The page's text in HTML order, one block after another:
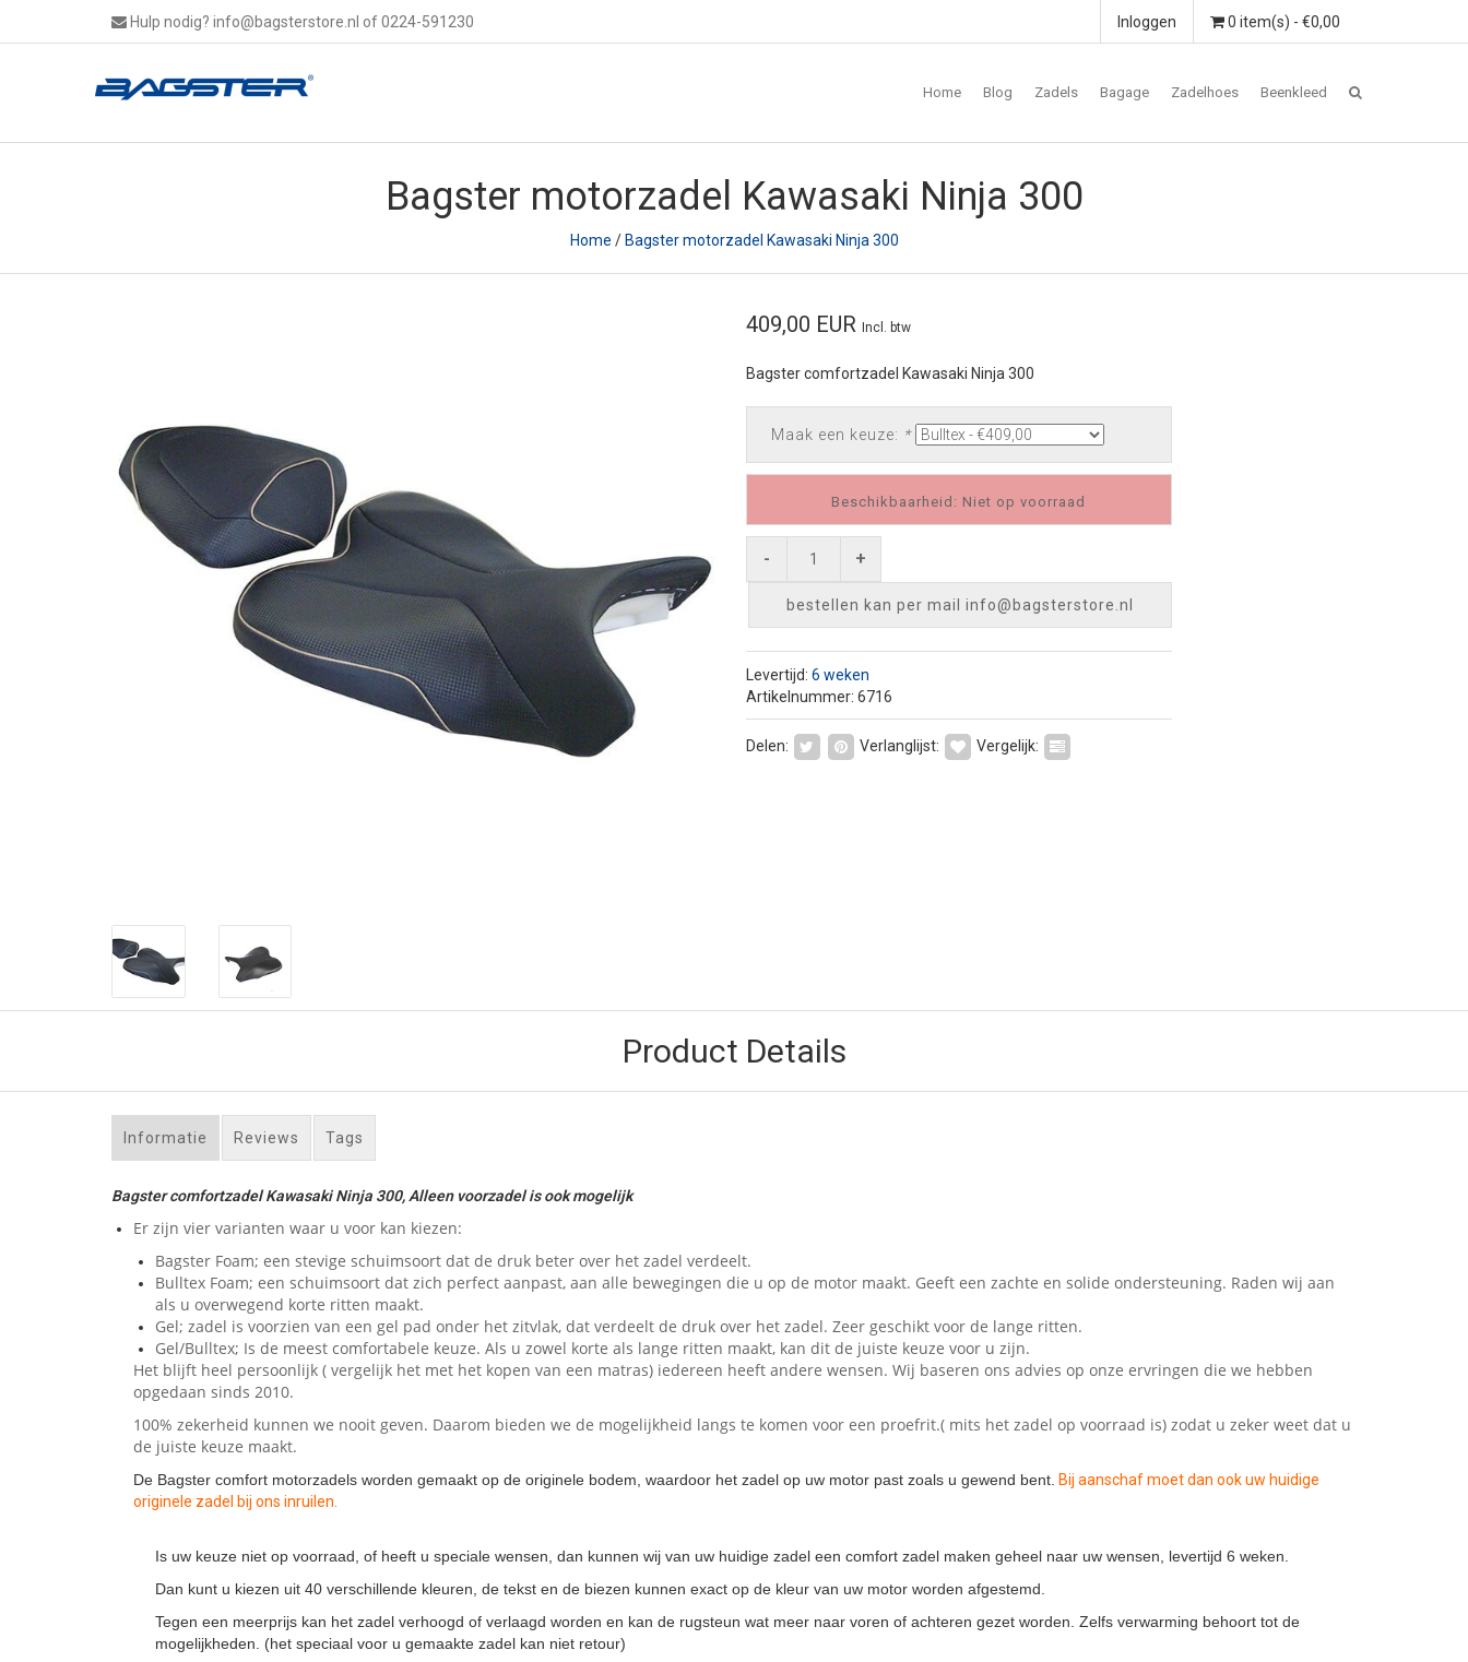
Hulp nodig? info@bagsterstore.nl of 0224-591230 0 item(s) - €0,00
Inloggen
Home Blog Zadels Bagage Zadelhoes Beenkleed
Bagster motorzadel Kawasaki Ninja 300
Home /Bagster motorzadel Kawasaki Ninja 300
409,00 EUR Incl. btw
Bagster comfortzadel Kawasaki Ninja 300
Maak een keuze: *
Beschikbaarheid: Niet op voorraad
- +
bestellen kan per mail info@bagsterstore.nl
Levertijd: 6 weken
Artikelnummer: 6716
Delen: Verlanglijst: Vergelijk:
Product Details
Informatie Reviews Tags
Bagster comfortzadel Kawasaki Ninja 300, Alleen voorzadel is ook mogelijk
Er zijn vier varianten waar u voor kan kiezen:
Bagster Foam; een stevige schuimsoort dat de druk beter over het zadel verdeelt.
Bulltex Foam; een schuimsoort dat zich perfect aanpast, aan alle bewegingen die u op de motor maakt. Geeft een zachte en solide ondersteuning. Raden wij aan
als u overwegend korte ritten maakt.
Gel; zadel is voorzien van een gel pad onder het zitvlak, dat verdeelt de druk over het zadel. Zeer geschikt voor de lange ritten.
Gel/Bulltex; Is de meest comfortabele keuze. Als u zowel korte als lange ritten maakt, kan dit de juiste keuze voor u zijn.
Het blijft heel persoonlijk ( vergelijk het met het kopen van een matras) iedereen heeft andere wensen. Wij baseren ons advies op onze ervringen die we hebben
opgedaan sinds 2010.
100% zekerheid kunnen we nooit geven. Daarom bieden we de mogelijkheid langs te komen voor een proefrit.( mits het zadel op voorraad is) zodat u zeker weet dat u
de juiste keuze maakt.
De Bagster comfort motorzadels worden gemaakt op de originele bodem, waardoor het zadel op uw motor past zoals u gewend bent. Bij aanschaf moet dan ook uw huidige
originele zadel bij ons inruilen.
Is uw keuze niet op voorraad, of heeft u speciale wensen, dan kunnen wij van uw huidige zadel een comfort zadel maken geheel naar uw wensen, levertijd 6 weken.
Dan kunt u kiezen uit 40 verschillende kleuren, de tekst en de biezen kunnen exact op de kleur van uw motor worden afgestemd.
Tegen een meerprijs kan het zadel verhoogd of verlaagd worden en kan de rugsteun wat meer naar voren of achteren gezet worden. Zelfs verwarming behoort tot de
mogelijkheden. (het speciaal voor u gemaakte zadel kan niet retour)